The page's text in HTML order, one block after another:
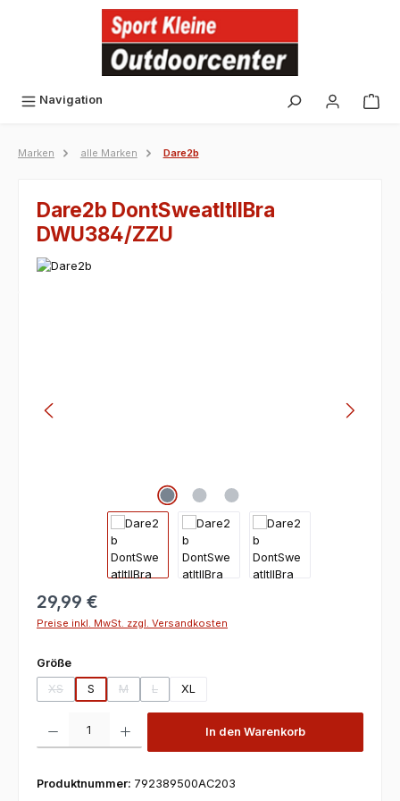
Navigation
Marken alle Marken Dare2b
Dare2b DontSweatItIIBra
DWU384/ZZU
29,99 €
Preise inkl. MwSt. zzgl. Versandkosten
Größeauswählen
XS
(Diese Option ist zurzeit nicht verfügbar.)
S M
(Diese Option ist zurzeit nicht verfügbar.)
L
(Diese Option ist zurzeit nicht verfügbar.)
XL
In den Warenkorb
Produktnummer: 792389500AC203